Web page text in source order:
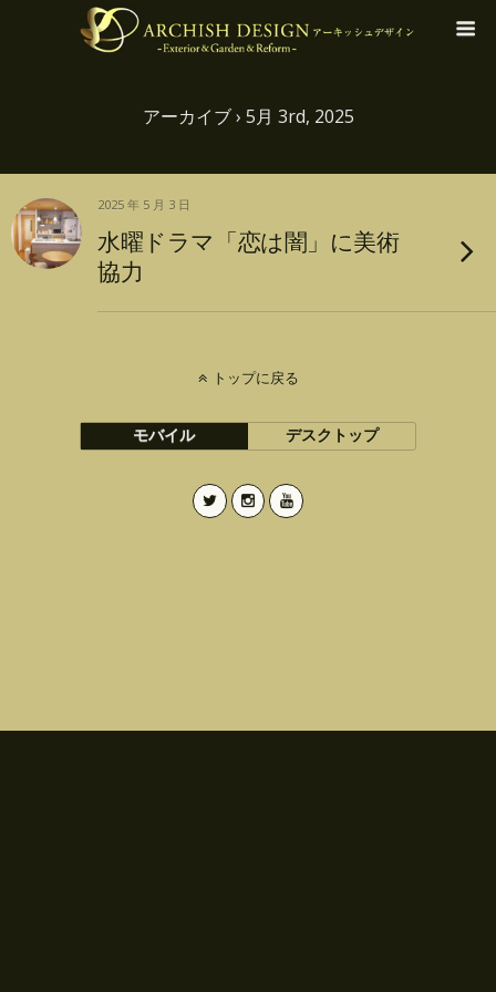
アーカイブ › 5月 3rd, 2025
2025 年 5 月 3 日
水曜ドラマ「恋は闇」に美術
協力
トップに戻る
モバイル デスクトップ